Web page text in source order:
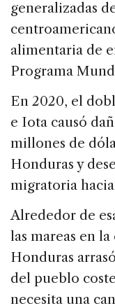
generalizadas
alimentaria de
Programa
En 2020, el
e Iota causó
millones de
Honduras y
migratoria
Alrededor de
las mareas en
Honduras
del pueblo
necesita una